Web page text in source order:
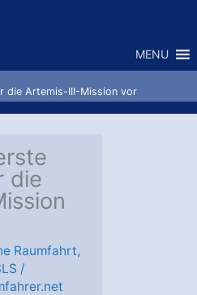
MENU
die Artemis-III-Mission vor
die
Raumfahrt,
/